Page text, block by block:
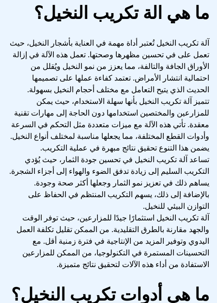
ما هي الة تكريب النخيل؟
آلة تكريب النخيل تُعتبر أداة مهمة في العناية بأشجار النخيل، حيث
تعمل على في تحسين مظهرها وصحتها. تعمل هذه الآلة في إزالة
الأوراق الجافة والتالفة، مما يعزز من نمو النخيل ويُقلل من
احتمالية انتشار الأمراض. تعتمد كفاءة عملها على تصميمها
الحديث الذي يتيح التعامل مع مختلف أحجام النخيل بسهولة.
تتميز آلة تكريب النخيل بأنها سهلة الاستخدام، حيث يمكن
للمزارعين والمختصين استخدامها دون الحاجة إلى مهارات تقنية
معقدة. تأتي هذه الآلة مع ميزات متعددة مثل التحكم في السرعة
وأدوات القطع المختلفة، مما يجعلها مناسبة لمختلف أنواع النخيل.
يضمن هذا التنوع تحقيق نتائج مبهرة في عملية التكريب.
تساعد آلة تكريب النخيل في تحسين جودة الثمار، حيث يُؤدي
التكريب السليم إلى زيادة تدفق الضوء والهواء إلى أجزاء الشجرة.
يساهم ذلك في تعزيز نمو الثمار وجعلها أكثر صحة وجودة.
بالإضافة إلى ذلك، يسهم التكريب المنتظم في الحفاظ على
التوازن البيئي للنخيل.
آلة تكريب النخيل استثمارًا جيدًا للمزارعين، حيث توفر الوقت
والجهد مقارنة بالطرق التقليدية. من الممكن تقليل تكلفة العمل
اليدوي وتوفير المزيد من الإنتاجية في فترة زمنية أقل. مع
التحسينات المستمرة في التكنولوجيا، من الممكن للمزارعين
الاستفادة من أداء هذه الآلات لتحقيق نتائج متميزة.
ما هي أدوات تكريب النخيل؟